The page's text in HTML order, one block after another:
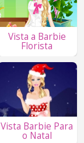
Vista a Barbie
Florista
Vista Barbie Para
o Natal